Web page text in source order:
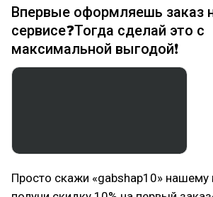
Впервые оформляешь заказ
сервисе❓Тогда сделай это с
максимальной выгодой❗️
Просто скажи «gabshap10»